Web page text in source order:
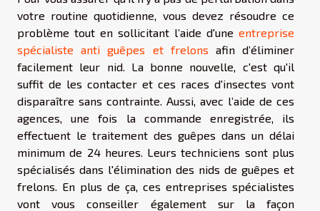
votre routine quotidienne, vous devez résoudre ce
problème tout en sollicitant l’aide d'une entreprise
spécialiste anti guêpes et frelons afin d’éliminer
facilement leur nid. La bonne nouvelle, c'est qu'il
suffit de les contacter et ces races d'insectes vont
disparaître sans contrainte. Aussi, avec l’aide de ces
agences, une fois la commande enregistrée, ils
effectuent le traitement des guêpes dans un délai
minimum de 24 heures. Leurs techniciens sont plus
spécialisés dans l'élimination des nids de guêpes et
frelons. En plus de ça, ces entreprises spécialistes
vont vous conseiller également sur la façon